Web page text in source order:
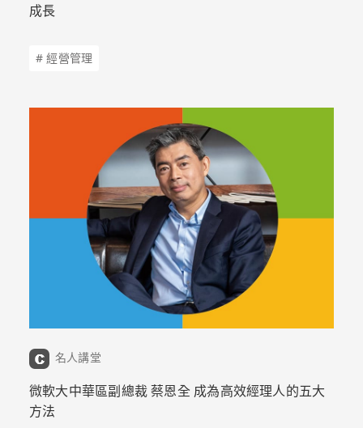
成長
# 經營管理
名人講堂
微軟大中華區副總裁 蔡恩全 成為高效經理人的五大
方法